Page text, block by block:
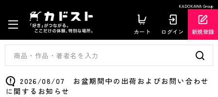
KADOKAWA Group
カート ログイン 新規登録
2026/08/07 お盆期間中の出荷およびお問い合わせ
に関するお知らせ